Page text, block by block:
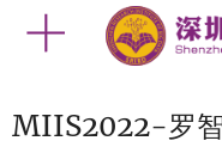
MIIS2022-罗